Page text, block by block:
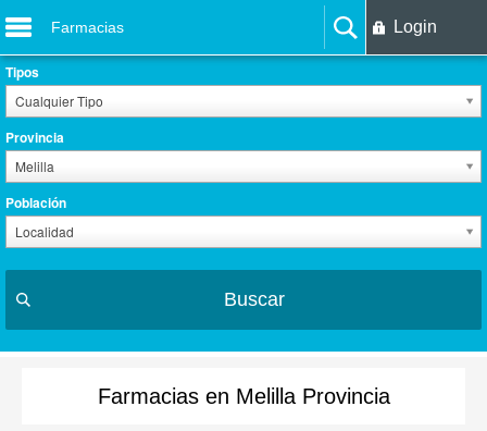
Farmacias Login
Tipos
Cualquier Tipo
Provincia
Melilla
Población
Localidad
Buscar
Farmacias en Melilla Provincia